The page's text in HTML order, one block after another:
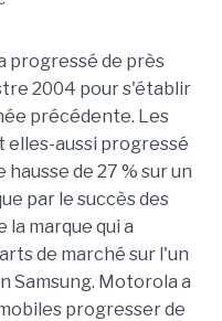
progressé de près
2004 pour s'établir
précédente. Les
aussi progressé
de 27 % sur un
par le succès des
marque qui a
de marché sur l'un
Samsung. Motorola a
progresser de